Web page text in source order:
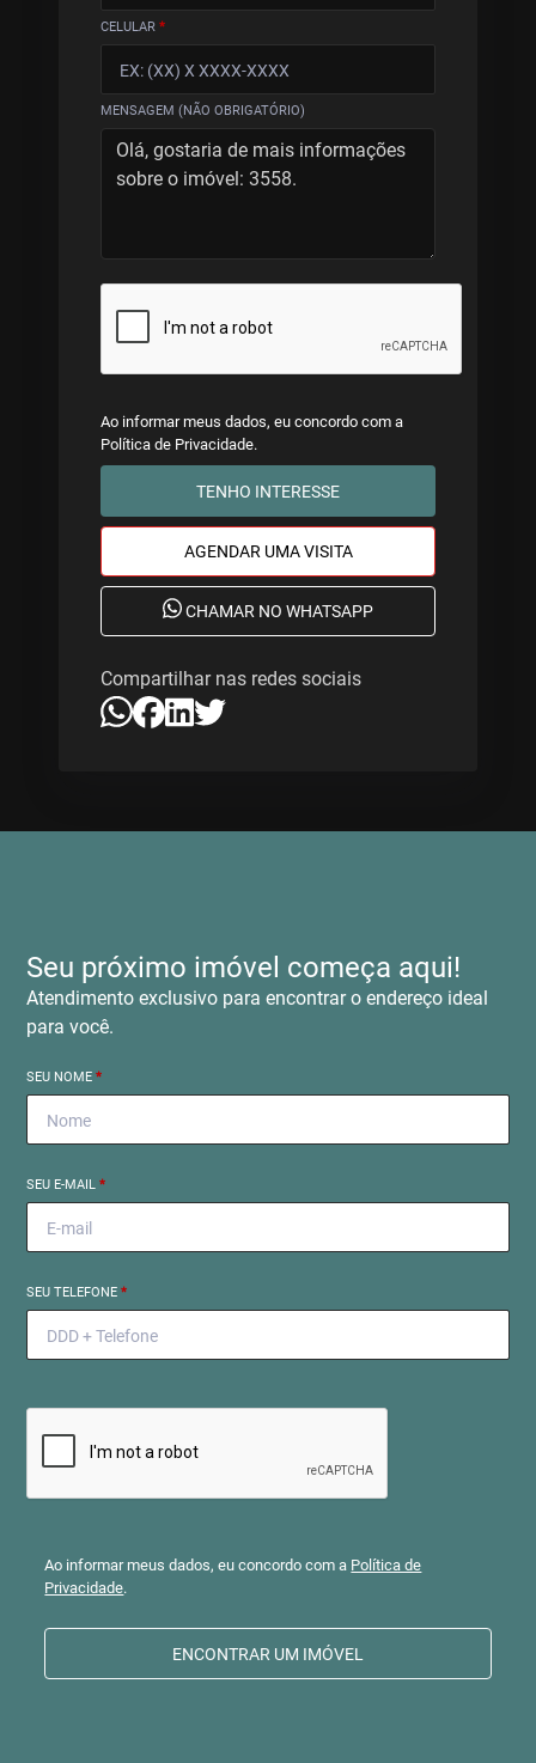
CELULAR *
MENSAGEM (NÃO OBRIGATÓRIO)
Ao informar meus dados, eu concordo com a
Política de Privacidade.
TENHO INTERESSE
AGENDAR UMA VISITA
CHAMAR NO WHATSAPP
Compartilhar nas redes sociais
Seu próximo imóvel começa aqui!
Atendimento exclusivo para encontrar o endereço ideal
para você.
SEU NOME*
SEU E-MAIL*
SEU TELEFONE*
Ao informar meus dados, eu concordo com a Política de
Privacidade.
ENCONTRAR UM IMÓVEL